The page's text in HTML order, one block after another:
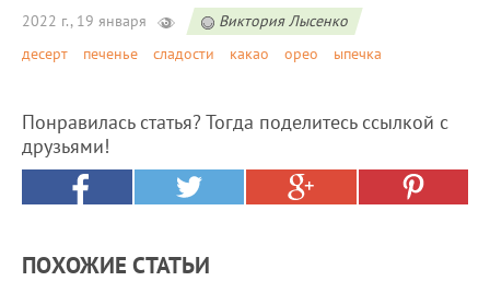
2022 г., 19 января
Виктория Лысенко
десерт
печенье сладости какао орео ыпечка
Понравилась статья? Тогда поделитесь ссылкой с
друзьями!
ПОХОЖИЕ СТАТЬИ